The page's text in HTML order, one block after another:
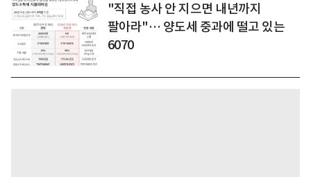
"직접 농사 안 지으면 내년까지
팔아라"… 양도세 중과에 떨고 있는
6070